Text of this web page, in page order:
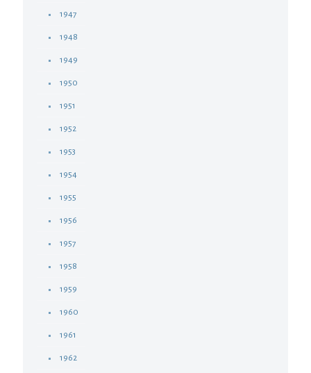
1947
1948
1949
1950
1951
1952
1953
1954
1955
1956
1957
1958
1959
1960
1961
1962